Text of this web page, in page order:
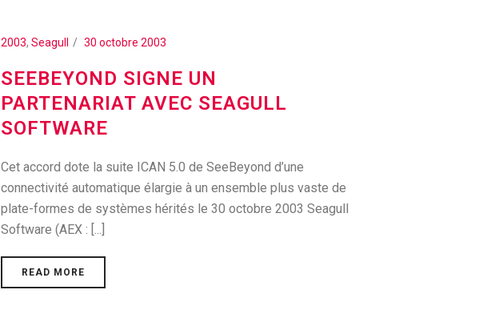
2003,Seagull 30 octobre 2003
SEEBEYOND SIGNE UN
PARTENARIAT AVEC SEAGULL
SOFTWARE
Cet accord dote la suite ICAN 5.0 de SeeBeyond d’une
connectivité automatique élargie à un ensemble plus vaste de
plate-formes de systèmes hérités le 30 octobre 2003 Seagull
Software (AEX : [...]
READ MORE